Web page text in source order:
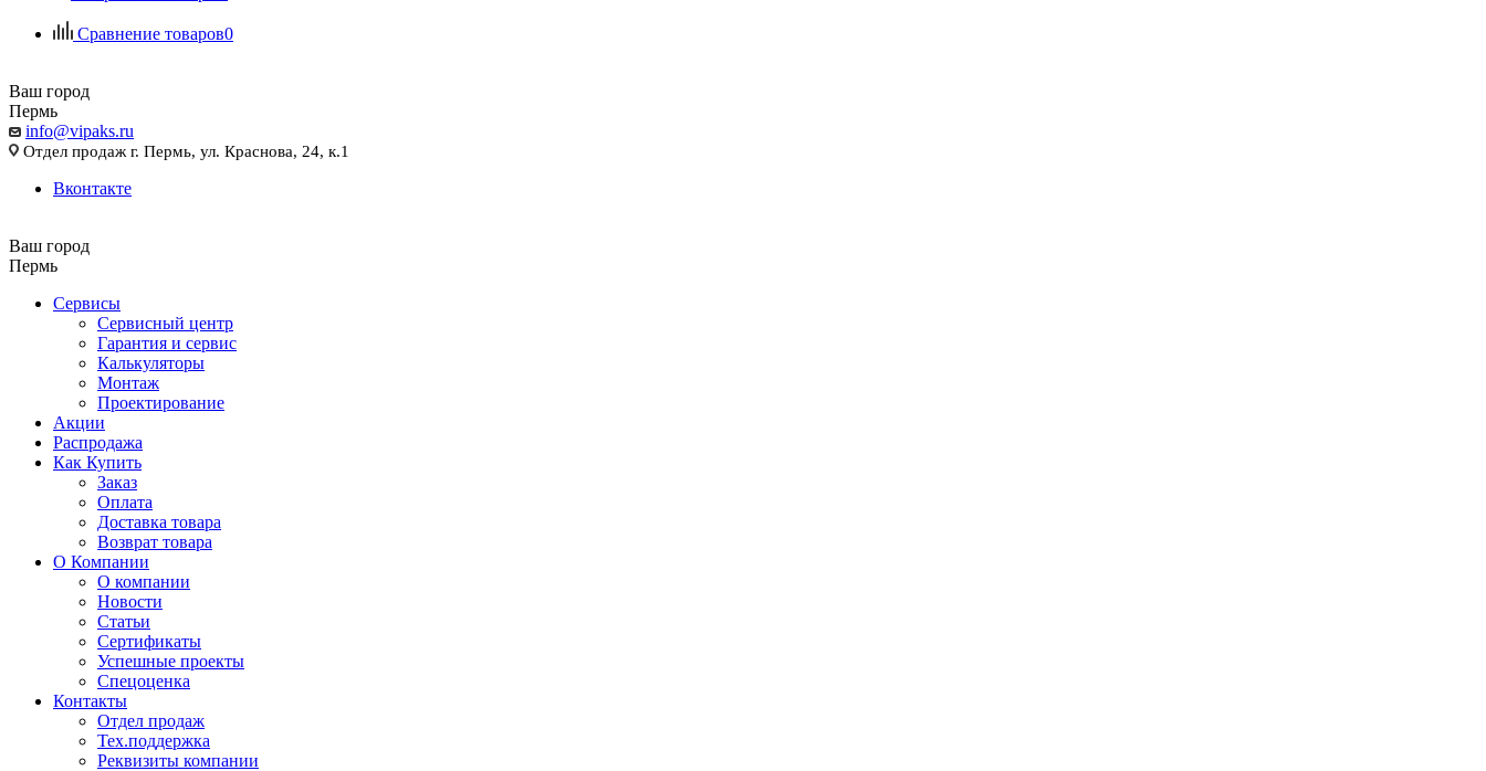
Сравнение товаров0
Ваш город
Пермь
info@vipaks.ru
Отдел продаж г. Пермь, ул. Краснова, 24, к.1
Вконтакте
Ваш город
Пермь
Сервисы
Сервисный центр
Гарантия и сервис
Калькуляторы
Монтаж
Проектирование
Акции
Распродажа
Как Купить
Заказ
Оплата
Доставка товара
Возврат товара
О Компании
О компании
Новости
Статьи
Сертификаты
Успешные проекты
Спецоценка
Контакты
Отдел продаж
Тех.поддержка
Реквизиты компании